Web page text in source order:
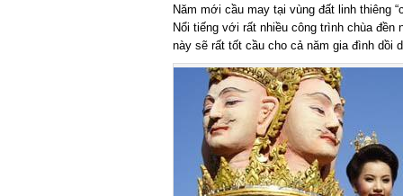
Năm mới cầu may tại vùng đất linh thiêng
Nổi tiếng với rất nhiều công trình chùa đền
này sẽ rất tốt cầu cho cả năm gia đình dồi